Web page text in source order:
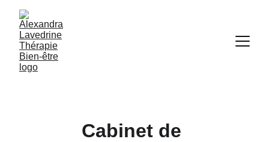
Cabinet de